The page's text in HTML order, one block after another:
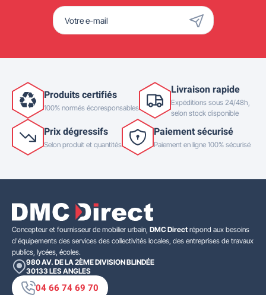
Produits certifiés
100% normés écoresponsables
Livraison rapide
Expéditions sous 24/48h,
selon stock disponible
Prix dégressifs
Selon produit et quantités
Paiement sécurisé
Paiement en ligne 100% sécurisé
Concepteur et fournisseur de mobilier urbain, DMC Direct répond aux besoins
d'équipements des services des collectivités locales, des entreprises de travaux
publics, lycées, écoles.
980 AV. DE LA 2ÈME DIVISION BLINDÉE
30133 LES ANGLES
04 66 74 69 70